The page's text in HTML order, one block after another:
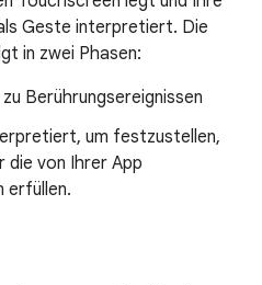
Geste interpretiert. Die
in zwei Phasen:
Berührungsereignissen
um festzustellen,
die von Ihrer App
erfüllen.